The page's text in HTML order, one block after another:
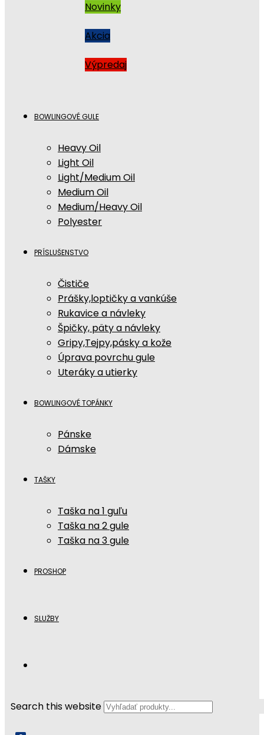
Novinky
Akcia
Výpredaj
BOWLINGOVÉ GULE
Heavy Oil
Light Oil
Light/Medium Oil
Medium Oil
Medium/Heavy Oil
Polyester
PRÍSLUŠENSTVO
Čističe
Prášky,loptičky a vankúše
Rukavice a návleky
Špičky, päty a návleky
Gripy,Tejpy,pásky a kože
Úprava povrchu gule
Uteráky a utierky
BOWLINGOVÉ TOPÁNKY
Pánske
Dámske
TAŠKY
Taška na 1 guľu
Taška na 2 gule
Taška na 3 gule
PROSHOP
SLUŽBY
Search this website